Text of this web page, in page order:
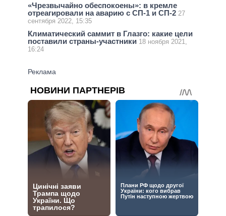
«Чрезвычайно обеспокоены»: в кремле
отреагировали на аварию с СП-1 и СП-2 27
сентября 2022, 15:35
Климатический саммит в Глазго: какие цели
поставили страны-участники 18 ноября 2021,
16:24